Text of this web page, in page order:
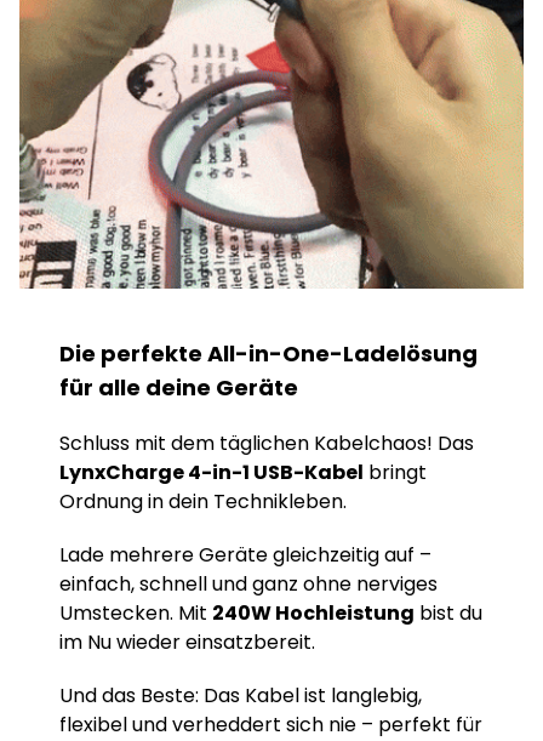
Die perfekte All-in-One-Ladelösung
für alle deine Geräte
Schluss mit dem täglichen Kabelchaos! Das
LynxCharge 4-in-1 USB-Kabel bringt
Ordnung in dein Technikleben.
Lade mehrere Geräte gleichzeitig auf –
einfach, schnell und ganz ohne nerviges
Umstecken. Mit 240W Hochleistung bist du
im Nu wieder einsatzbereit.
Und das Beste: Das Kabel ist langlebig,
flexibel und verheddert sich nie – perfekt für